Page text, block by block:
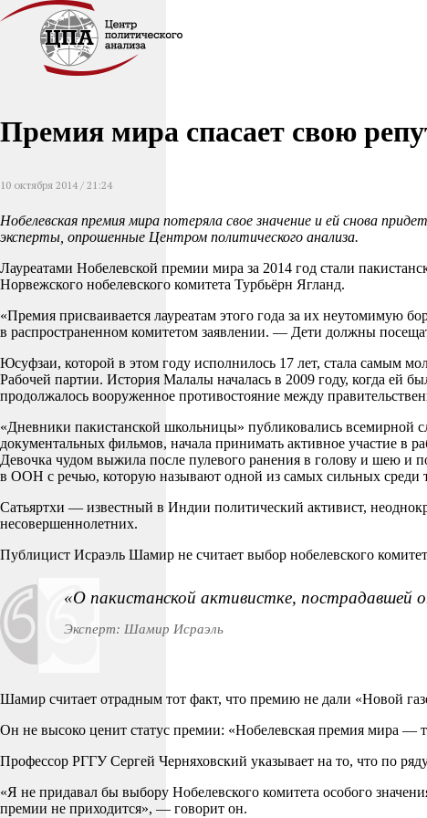
Премия мира спасает свою
10 октября 2014 / 21:24
Нобелевская премия мира потеряла свое значение и ей снова
эксперты, опрошенные Центром политического анализа.
Лауреатами Нобелевской премии мира за 2014 год стали
Норвежского нобелевского комитета Турбьёрн Ягланд.
«Премия присваивается лауреатам этого года за их неутомимую
в распространенном комитетом заявлении. — Дети должны
Юсуфзаи, которой в этом году исполнилось 17 лет, стала самым
Рабочей партии. История Малалы началась в 2009 году, когда ей
продолжалось вооруженное противостояние между
«Дневники пакистанской школьницы» публиковались всемирной
документальных фильмов, начала принимать активное участие в
Девочка чудом выжила после пулевого ранения в голову и шею и
в ООН с речью, которую называют одной из самых сильных среди
Сатьяртхи — известный в Индии политический активист,
несовершеннолетних.
Публицист Исраэль Шамир не считает выбор нобелевского
«О пакистанской активистке, пострадавшей
Эксперт: Шамир Исраэль
Шамир считает отрадным тот факт, что премию не дали «Новой
Он не высоко ценит статус премии: «Нобелевская премия мира —
Профессор РГГУ Сергей Черняховский указывает на то, что по
«Я не придавал бы выбору Нобелевского комитета особого
премии не приходится», — говорит он.